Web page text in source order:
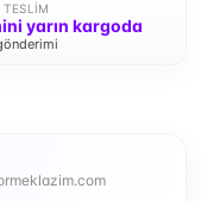
TESLIM
yarın kargoda